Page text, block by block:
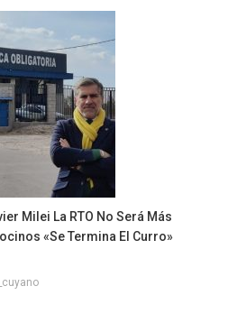
Milei La RTO No Será Más
«Se Termina El Curro»